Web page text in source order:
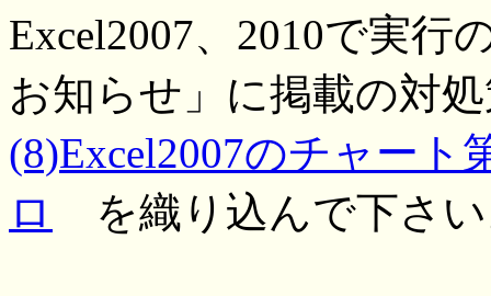
Excel2007、2010で実行
お知らせ」に掲載の対
(8)Excel2007のチャート
ロ
を織り込んで下さい